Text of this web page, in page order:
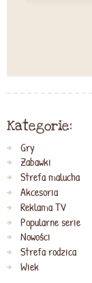
Kategorie:
Gry
Zabawki
Strefa malucha
Akcesoria
Reklama TV
Popularne serie
Nowości
Strefa rodzica
Wiek